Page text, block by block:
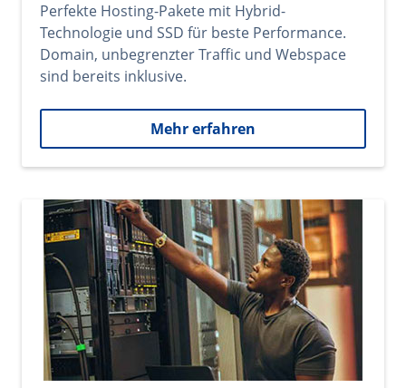
Perfekte Hosting-Pakete mit Hybrid-
Technologie und SSD für beste Performance.
Domain, unbegrenzter Traffic und Webspace
sind bereits inklusive.
Mehr erfahren